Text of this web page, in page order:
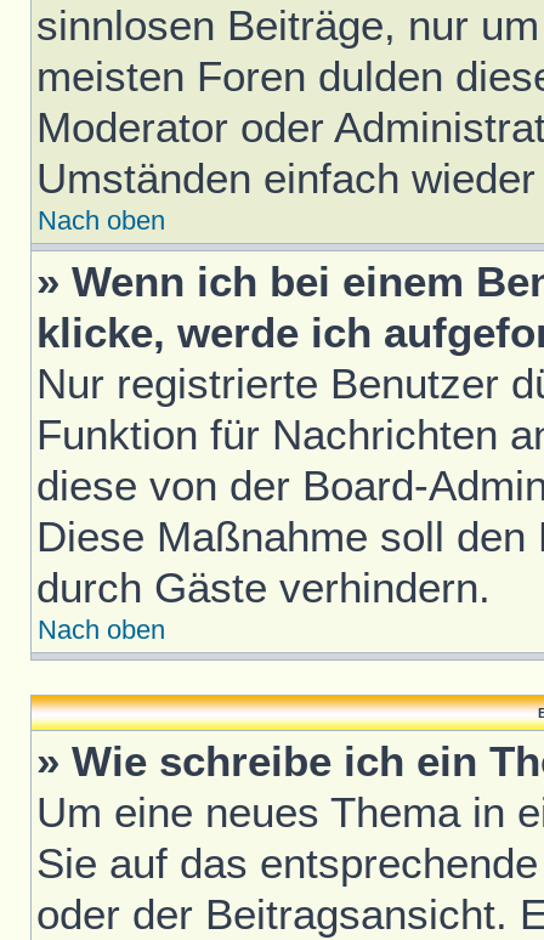
sinnlosen Beiträge, nur
meisten Foren dulden
Moderator oder
Umständen einfach
Nach oben
» Wenn ich bei einem
klicke, werde ich
Nur registrierte Benutzer
Funktion für Nachrichten
diese von der Board-
Diese Maßnahme soll
durch Gäste verhindern.
Nach oben
» Wie schreibe ich ein
Um eine neues Thema in
Sie auf das
oder der Beitragsansicht.